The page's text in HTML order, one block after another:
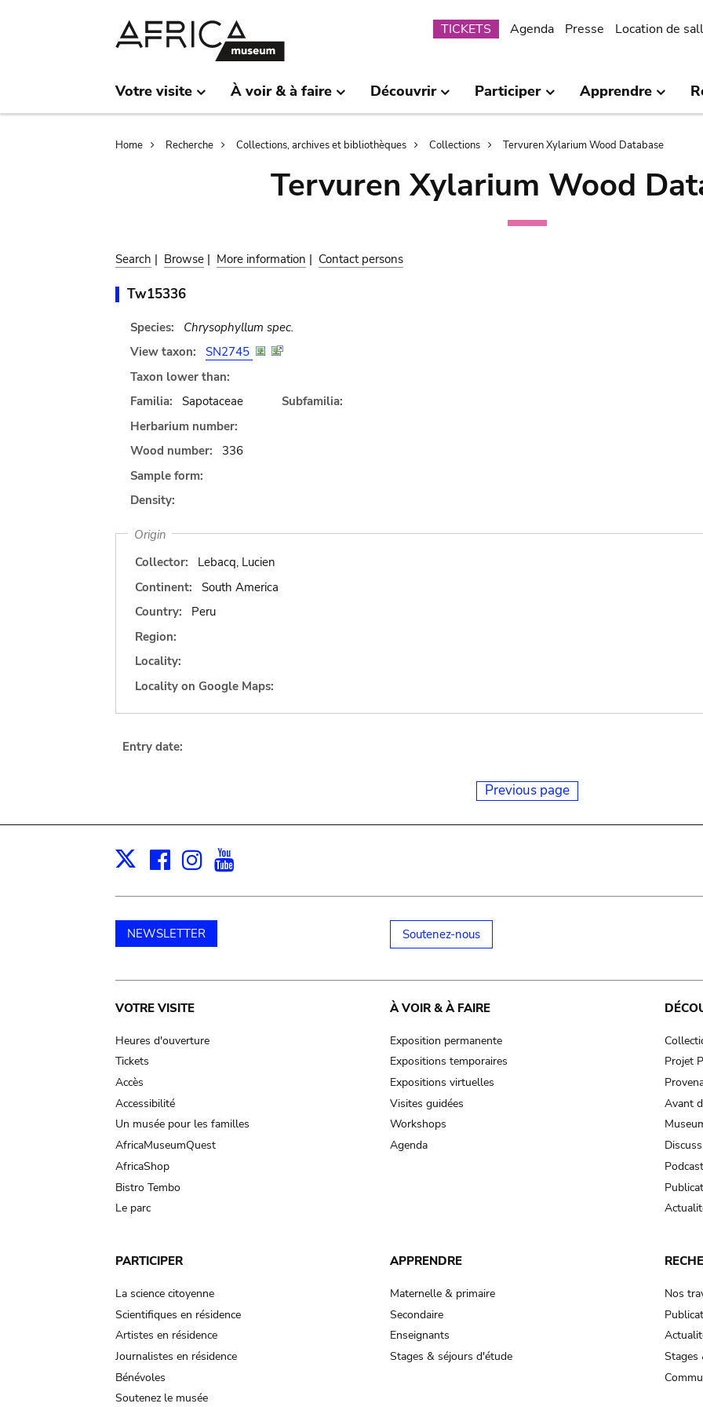
Submenu
TICKETS Agenda Presse Location de
Votre visite À voir & à faire Découvrir Participer Apprendre
Breadcrumb
Home Recherche Collections, archives et bibliothèques Collections Tervuren Xylarium Wood Database
Tervuren Xylarium Wood
Search | Browse | More information | Contact persons
Tw15336
Species:
Chrysophyllum spec.
View taxon:
SN2745
Taxon lower than:
Familia:
Sapotaceae
Subfamilia:
Herbarium number:
Wood number:
336
Sample form:
Density:
Origin
Collector:
Lebacq, Lucien
Continent:
South America
Country:
Peru
Region:
Locality:
Locality on Google Maps:
Entry date:
Previous page
X Facebook
Instagram
NEWSLETTER Soutenez-nous
Main
navigation
VOTRE VISITE
Heures d'ouverture
Tickets
Accès
Accessibilité
Un musée pour les familles
AfricaMuseumQuest
AfricaShop
Bistro Tembo
Le parc
À VOIR & À FAIRE
Exposition permanente
Expositions temporaires
Expositions virtuelles
Visites guidées
Workshops
Agenda
Projet
Avant
PARTICIPER
La science citoyenne
Scientifiques en résidence
Artistes en résidence
Journalistes en résidence
Bénévoles
Soutenez le musée
APPRENDRE
Maternelle & primaire
Secondaire
Enseignants
Stages & séjours d'étude
Nos
Stages